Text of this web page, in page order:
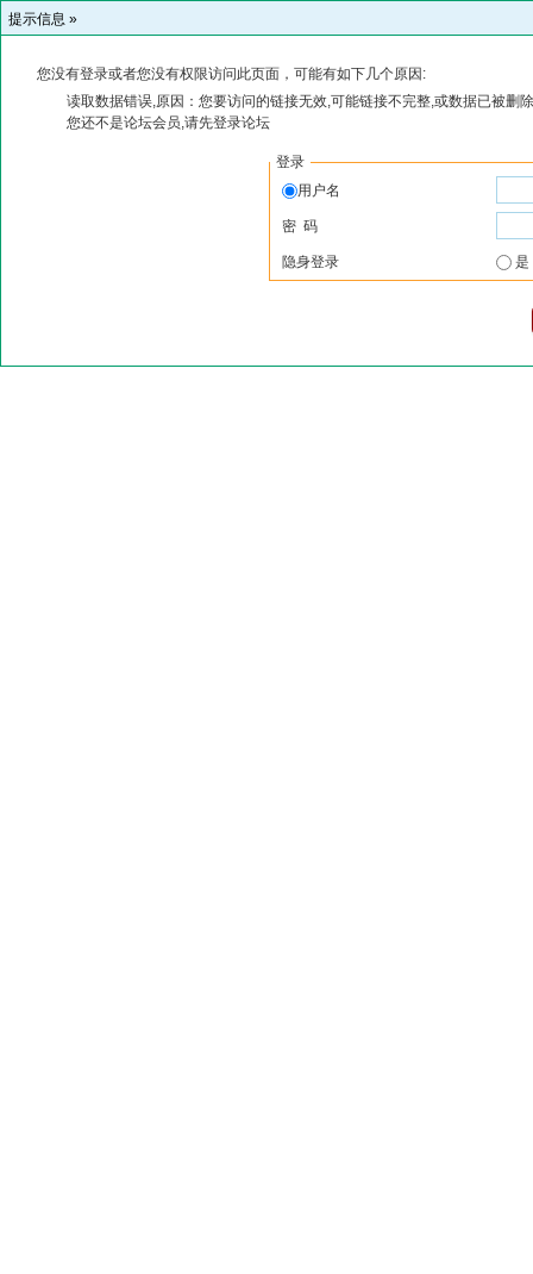
提示信息 »
您没有登录或者您没有权限访问此页面，可能有如下几个原因:
读取数据错误,原因：您要访问的链接无效,可能链接不完整,或数据已被删
您还不是论坛会员,请先登录论坛
登录
用户名
密 码
隐身登录